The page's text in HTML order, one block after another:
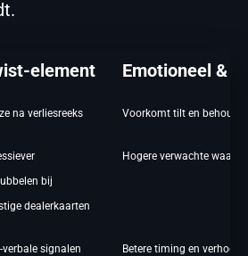
element Emotioneel &
na verliesreeks Voorkomt tilt en behoudt
bij
dealerkaarten
Hogere verwachte
verbale signalen
Betere timing en